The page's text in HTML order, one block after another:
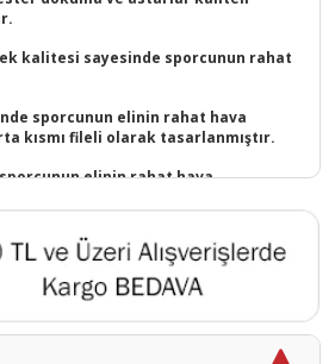
kalitesi sayesinde sporcunun rahat
sporcunun elinin rahat hava
kısmı fileli olarak tasarlanmıştır.
elinin rahat hava
yapmaz.
ve Boks Müsabakalarında ve
kullanılabilir.
olmaz.